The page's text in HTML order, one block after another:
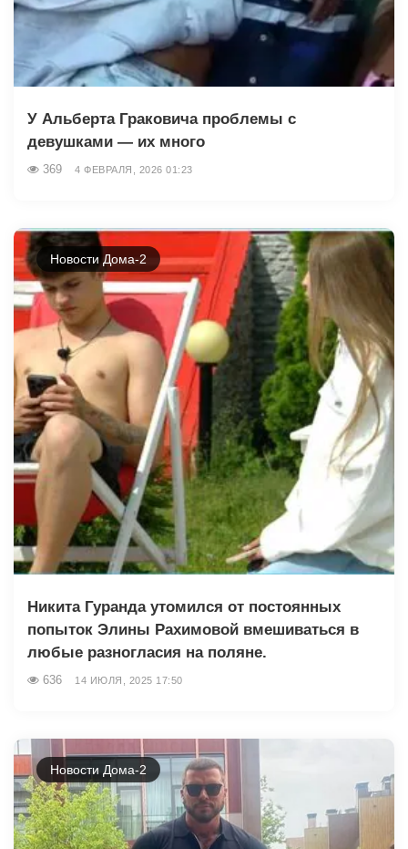
У Альберта Граковича проблемы с
девушками — их много
369 4 ФЕВРАЛЯ, 2026 01:23
Новости Дома-2
Никита Гуранда утомился от постоянных
попыток Элины Рахимовой вмешиваться в
любые разногласия на поляне.
636 14 ИЮЛЯ, 2025 17:50
Новости Дома-2